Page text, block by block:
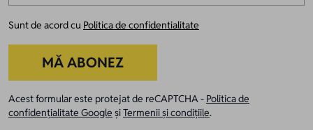
Sunt de acord cu Politica de confidentialitate
MĂ ABONEZ
Acest formular este protejat de reCAPTCHA - Politica de
confidențialitate Google șiTermenii și condițiile.